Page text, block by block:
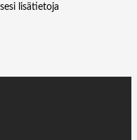
lisätietoja